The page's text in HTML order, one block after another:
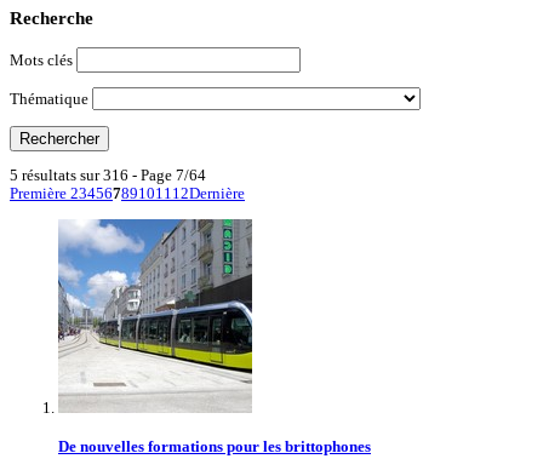
Recherche
Mots clés
Thématique
5 résultats sur 316 - Page 7/64
Première 23456789101112Dernière
De nouvelles formations pour les brittophones